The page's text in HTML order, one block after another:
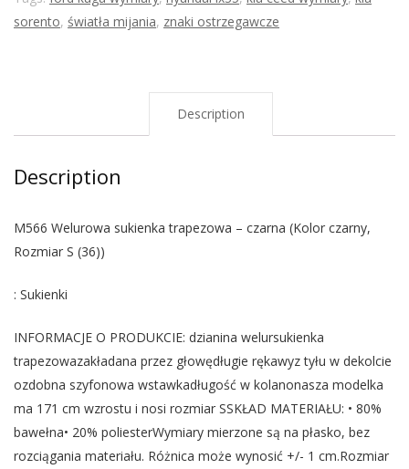
sorento, światła mijania, znaki ostrzegawcze
Description
Description
M566 Welurowa sukienka trapezowa – czarna (Kolor czarny,
Rozmiar S (36))
: Sukienki
INFORMACJE O PRODUKCIE: dzianina welursukienka
trapezowazakładana przez głowędługie rękawyz tyłu w dekolcie
ozdobna szyfonowa wstawkadługość w kolanonasza modelka
ma 171 cm wzrostu i nosi rozmiar SSKŁAD MATERIAŁU: • 80%
bawełna• 20% poliesterWymiary mierzone są na płasko, bez
rozciągania materiału. Różnica może wynosić +/- 1 cm.Rozmiar